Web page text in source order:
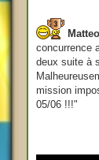
concurrence
deux suite à
mission
05/06 !!!"